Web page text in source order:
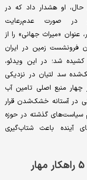
حال، او هشدار داد که در
در صورت عدم‌رعایت
«میراث جهانی» را از
فرونشست زمین در ایران
شد؛ در این ویدئو،
سد لتیان در نزدیکی
چهار منبع اصلی تامین آب
در آستانه خشک‌‌شدن قرار
سیاست‌‌های گذشته در حوزه
آینده باعث شتاب‌‌گیری